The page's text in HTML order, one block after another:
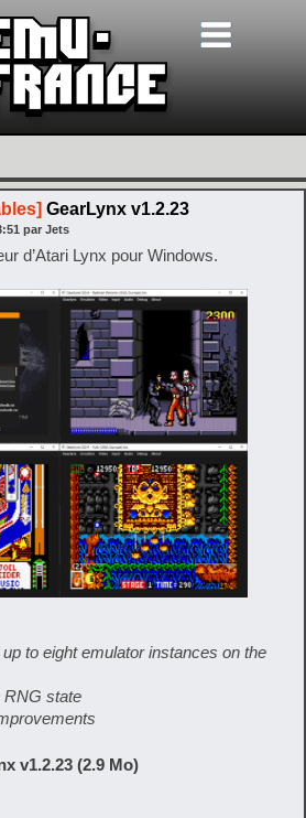
GearLynx v1.2.23
par Jets
d’Atari Lynx pour Windows.
to eight emulator instances on the
RNG state
v1.2.23 (2.9 Mo)